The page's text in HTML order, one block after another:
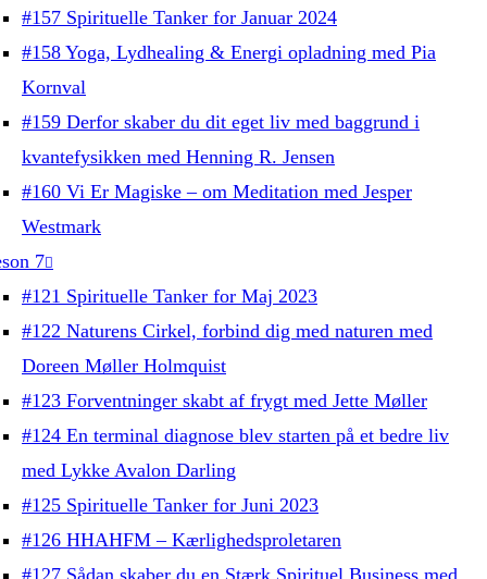
#157 Spirituelle Tanker for Januar 2024
#158 Yoga, Lydhealing & Energi opladning med Pia
Kornval
#159 Derfor skaber du dit eget liv med baggrund i
kvantefysikken med Henning R. Jensen
#160 Vi Er Magiske – om Meditation med Jesper
Westmark
7
#121 Spirituelle Tanker for Maj 2023
#122 Naturens Cirkel, forbind dig med naturen med
Doreen Møller Holmquist
#123 Forventninger skabt af frygt med Jette Møller
#124 En terminal diagnose blev starten på et bedre liv
med Lykke Avalon Darling
#125 Spirituelle Tanker for Juni 2023
#126 HHAHFM – Kærlighedsproletaren
#127 Sådan skaber du en Stærk Spirituel Business med